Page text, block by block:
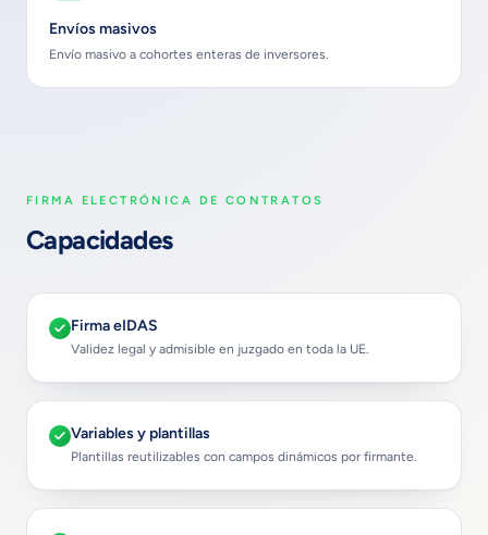
Envíos masivos
Envío masivo a cohortes enteras de inversores.
FIRMA ELECTRÓNICA DE CONTRATOS
Capacidades
Firma eIDAS
Validez legal y admisible en juzgado en toda la UE.
Variables y plantillas
Plantillas reutilizables con campos dinámicos por firmante.